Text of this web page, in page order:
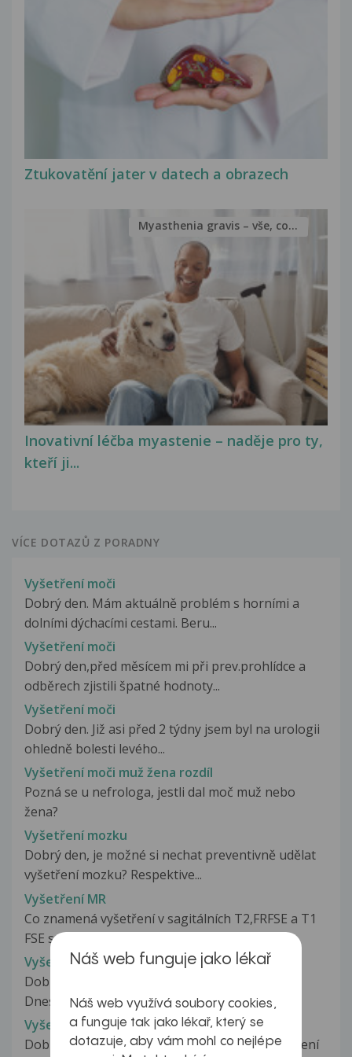
Ztukovatění jater v datech a obrazech
Inovativní léčba myastenie – naděje pro ty,
kteří ji...
Myasthenia gravis – vše, co...
VÍCE DOTAZŮ Z PORADNY
Vyšetření moči
Dobrý den. Mám aktuálně problém s horními a
dolními dýchacími cestami. Beru...
Vyšetření moči
Dobrý den,před měsícem mi při prev.prohlídce a
odběrech zjistili špatné hodnoty...
Vyšetření moči
Dobrý den. Již asi před 2 týdny jsem byl na urologii
ohledně bolesti levého...
Vyšetření moči muž žena rozdíl
Pozná se u nefrologa, jestli dal moč muž nebo
žena?
Vyšetření mozku
Dobrý den, je možné si nechat preventivně udělat
vyšetření mozku? Respektive...
Vyšetření MR
Co znamená vyšetření v sagitálních T2,FRFSE a T1
FSE sekvencích dále v axiálních...
Vyšetření MR
Dobrý den,moje známá byla na vyšetření MR.
Dneska přinesla výsledky, se kterýma...
Vyšetření MR
Dobrý den,chtěla bych vysvětlit Výsledek vyšetření
Náš web funguje jako lékař
Náš web využívá soubory cookies,
a funguje tak jako lékař, který se
dotazuje, aby vám mohl co nejlépe